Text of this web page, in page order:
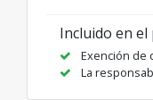
Incluido en el
Exención de
La